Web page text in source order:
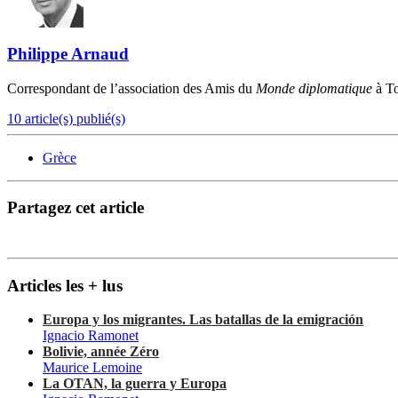
Philippe Arnaud
Correspondant de l’association des Amis du Monde diplomatique à
10 article(s) publié(s)
Grèce
Partagez cet article
Articles les + lus
Europa y los migrantes. Las batallas de la emigración
Ignacio Ramonet
Bolivie, année Zéro
Maurice Lemoine
La OTAN, la guerra y Europa